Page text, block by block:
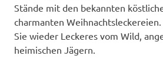
Stände mit den bekannten
charmanten
Sie wieder Leckeres vom Wild,
heimischen Jägern.